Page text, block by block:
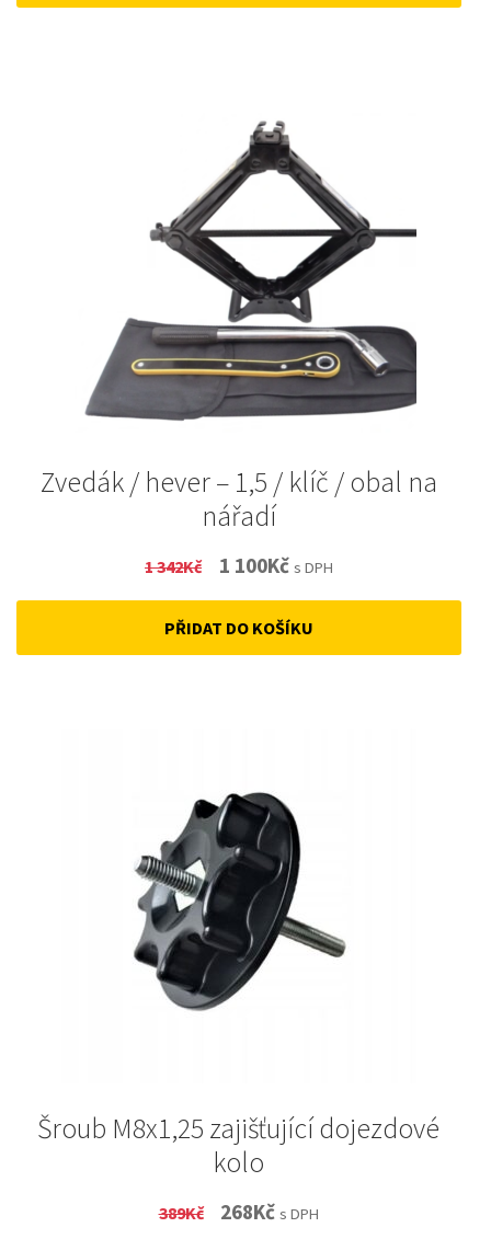
Zvedák / hever – 1,5 / klíč / obal na
nářadí
1 342Kč
Original
price
was:
1 100KčCurrent
price
is:
s DPH
PŘIDAT DO KOŠÍKU
Šroub M8x1,25 zajišťující dojezdové
kolo
389Kč
Original
268KčCurrent
s DPH